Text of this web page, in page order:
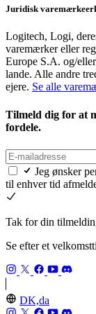
Juridisk
Logitech, Logi,
varemærker eller
Europe S.A. og/
lande. Alle andre
ejere. Se alle
Tilmeld dig for at
fordele.
Jeg ønsker
til enhver tid
Tak for din
Se efter et
DK,da